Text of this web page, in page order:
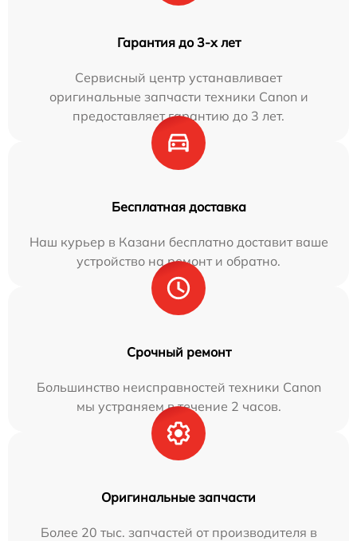
Гарантия до 3-х лет
Сервисный центр устанавливает
оригинальные запчасти техники Canon и
предоставляет гарантию до 3 лет.
Бесплатная доставка
Наш курьер в Казани бесплатно доставит ваше
устройство на ремонт и обратно.
Срочный ремонт
Большинство неисправностей техники Canon
мы устраняем в течение 2 часов.
Оригинальные запчасти
Более 20 тыс. запчастей от производителя в